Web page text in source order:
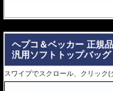
ヘプコ＆ベッカー 正規品
汎用ソフトトップバッ
スワイプでスクロール、クリック(